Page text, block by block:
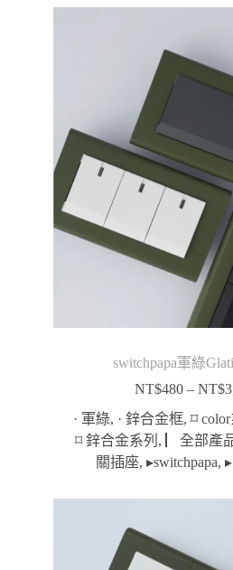
switchpapa軍綠
NT$480 – NT$
· 軍綠, · 鋅合金框,⌑ color
⌑ 鋅合金系列 , ▏全部產
關插座,▸switchpapa,